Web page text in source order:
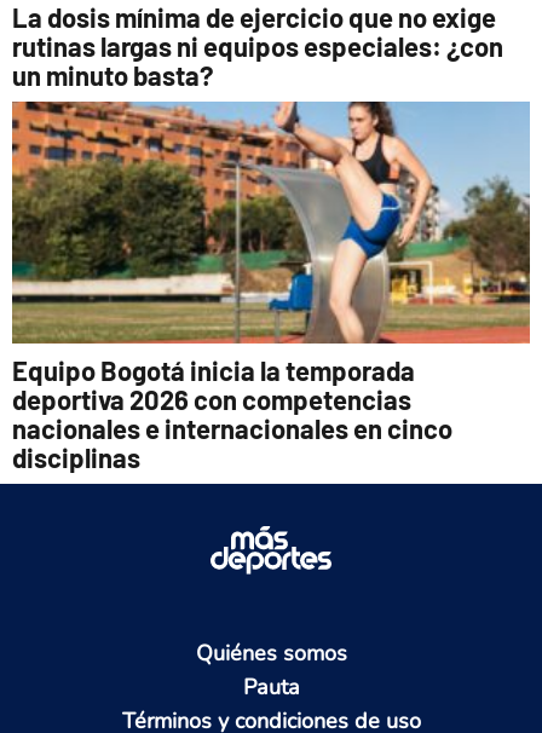
La dosis mínima de ejercicio que no exige
rutinas largas ni equipos especiales: ¿con
un minuto basta?
Equipo Bogotá inicia la temporada
deportiva 2026 con competencias
nacionales e internacionales en cinco
disciplinas
Quiénes somos
Pauta
Términos y condiciones de uso